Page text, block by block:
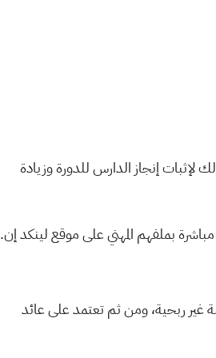
لإثبات إنجاز الدارس للدورة وزيادة
مباشرة بملفهم المهني على موقع لينكد إن.
ربحية، ومن ثم تعتمد على عائد